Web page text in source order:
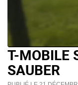
T-MOBILE
SAUBER